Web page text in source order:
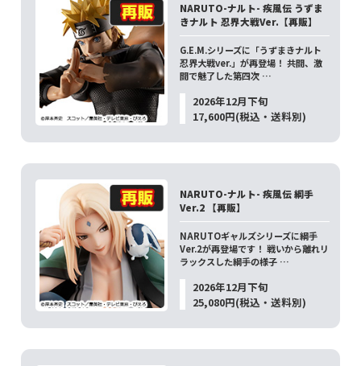
NARUTO-ナルト- 疾風伝 うずま
きナルト 忍界大戦Ver.【再販】
G.E.M.シリーズに「うずまきナルト
忍界大戦ver.」が再登場！ 共闘、激
闘で魅了した第四次 …
2026年12月下旬
17,600円(税込・送料別)
NARUTO-ナルト- 疾風伝 綱手
Ver.2 【再販】
NARUTOギャルズシリーズに綱手
Ver.2が再登場です！ 戦いから離れリ
ラックスした綱手の様子 …
2026年12月下旬
25,080円(税込・送料別)